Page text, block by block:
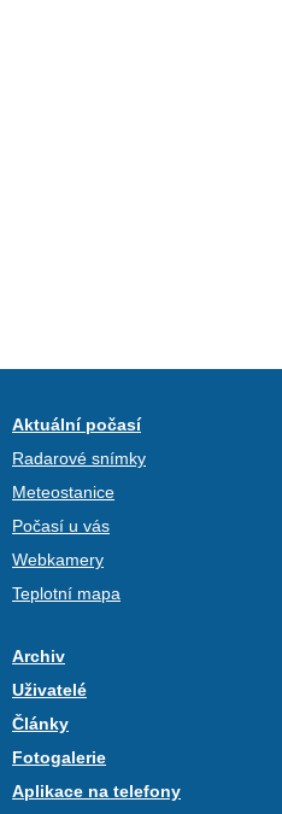
Aktuální počasí
Radarové snímky
Meteostanice
Počasí u vás
Webkamery
Teplotní mapa
Archiv
Uživatelé
Články
Fotogalerie
Aplikace na telefony